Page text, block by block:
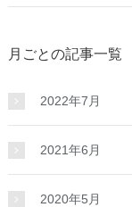
月ごとの記事一覧
2022年7月
2021年6月
2020年5月